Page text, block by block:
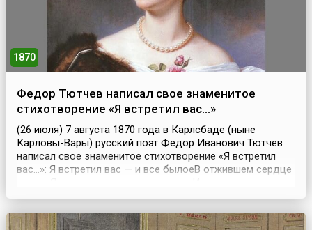
1870
Федор Тютчев написал свое знаменитое
стихотворение «Я встретил вас…»
(26 июля) 7 августа 1870 года в Карлсбаде (ныне
Карловы-Вары) русский поэт Федор Иванович Тютчев
написал свое знаменитое стихотворение «Я встретил
вас…»: Я встретил вас — и все былоеВ отжившем сердце
тепло…Как поздней осени пороюБывают дни, бывает
нас, —Так, весь обвеян д...